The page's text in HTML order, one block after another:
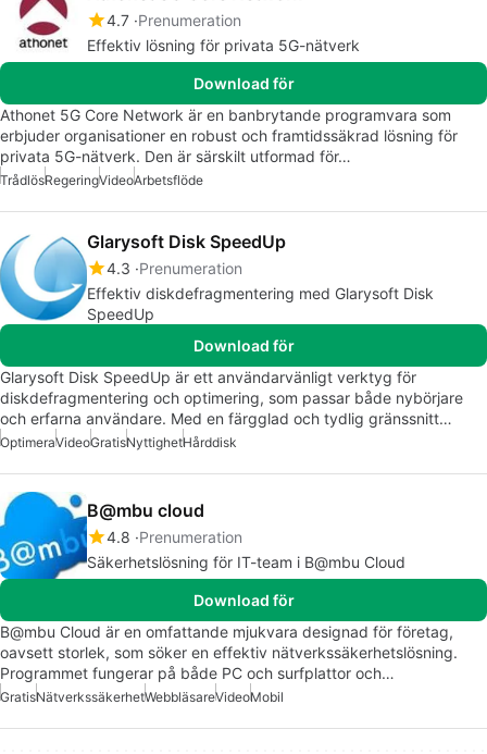
4.7 Prenumeration
Effektiv lösning för privata 5G-nätverk
Download för
Athonet 5G Core Network är en banbrytande programvara som
erbjuder organisationer en robust och framtidssäkrad lösning för
privata 5G-nätverk. Den är särskilt utformad för…
TrådlösRegeringVideoArbetsflöde
Glarysoft Disk SpeedUp
4.3 Prenumeration
Effektiv diskdefragmentering med Glarysoft Disk
SpeedUp
Download för
Glarysoft Disk SpeedUp är ett användarvänligt verktyg för
diskdefragmentering och optimering, som passar både nybörjare
och erfarna användare. Med en färgglad och tydlig gränssnitt…
OptimeraVideoGratisNyttighetHårddisk
B@mbu cloud
4.8 Prenumeration
Säkerhetslösning för IT-team i B@mbu Cloud
Download för
B@mbu Cloud är en omfattande mjukvara designad för företag,
oavsett storlek, som söker en effektiv nätverkssäkerhetslösning.
Programmet fungerar på både PC och surfplattor och…
GratisNätverkssäkerhetWebbläsareVideoMobil